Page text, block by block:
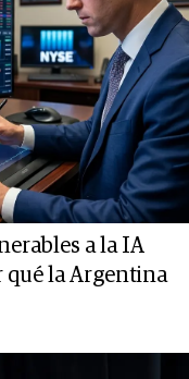
a la IA
qué la Argentina